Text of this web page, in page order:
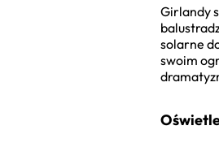
Girlandy
solarne
swoim